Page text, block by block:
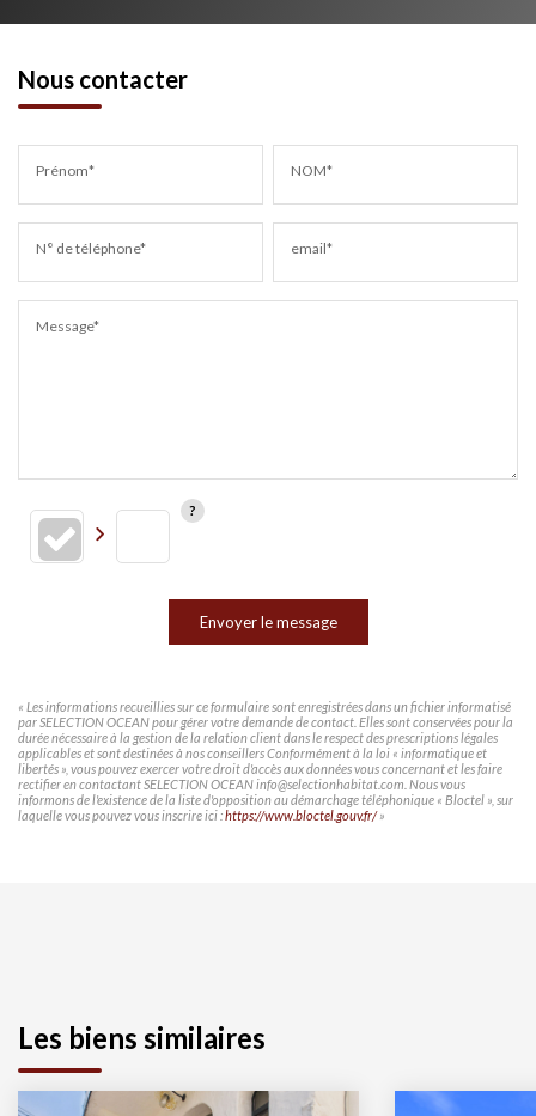
Nous contacter
Prénom* NOM*
N° de téléphone* email*
Message*
Envoyer le message
« Les informations recueillies sur ce formulaire sont enregistrées dans un fichier informatisé
par SELECTION OCEAN pour gérer votre demande de contact. Elles sont conservées pour la
durée nécessaire à la gestion de la relation client dans le respect des prescriptions légales
applicables et sont destinées à nos conseillers Conformément à la loi « informatique et
libertés », vous pouvez exercer votre droit d'accès aux données vous concernant et les faire
rectifier en contactant SELECTION OCEAN info@selectionhabitat.com. Nous vous
informons de l'existence de la liste d'opposition au démarchage téléphonique « Bloctel », sur
laquelle vous pouvez vous inscrire ici :https://www.bloctel.gouv.fr/»
Les biens similaires